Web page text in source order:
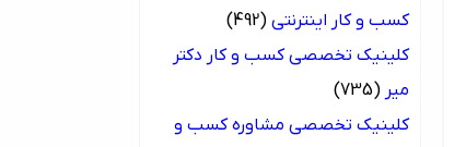
کسب و کار اینترنتی (492)
کلینیک تخصصی کسب و کار دکتر
میر (735)
کلینیک تخصصی مشاوره کسب و